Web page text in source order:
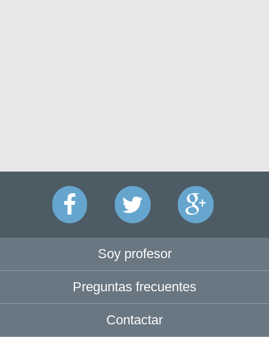
Soy profesor
Preguntas frecuentes
Contactar